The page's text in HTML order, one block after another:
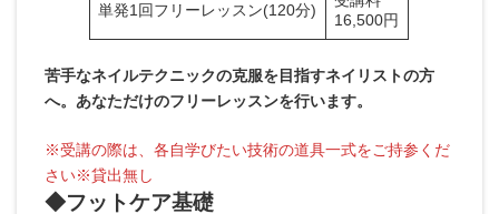
単発1回フリーレッスン(120分)
16,500円
苦手なネイルテクニックの克服を目指すネイリストの方
へ。あなただけのフリーレッスンを行います。
※受講の際は、各自学びたい技術の道具一式をご持参くだ
さい※貸出無し
◆フットケア基礎